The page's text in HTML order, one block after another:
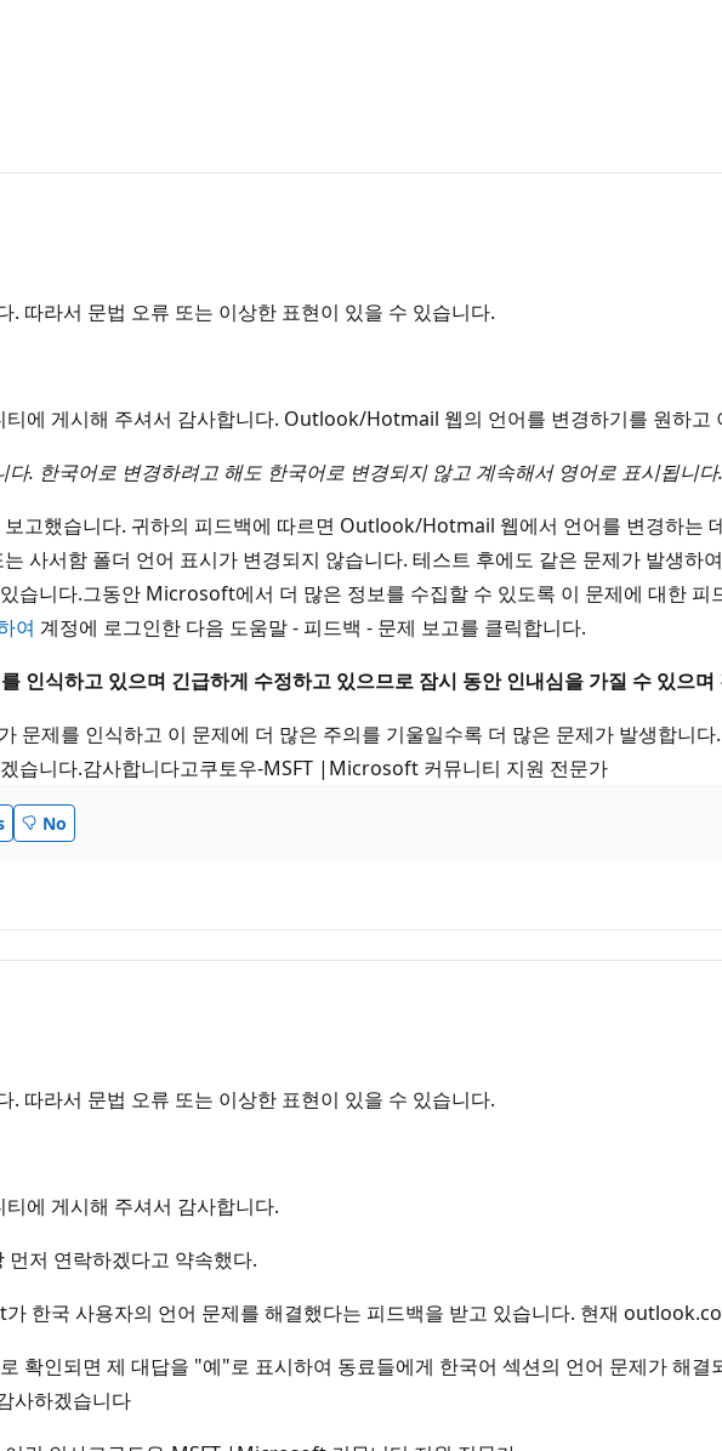
. 따라서 문법 오류 또는 이상한 표현이 있을 수 있습니다.
에 게시해 주셔서 감사합니다. Outlook/Hotmail 웹의 언어를 변경하기를 원하고
다. 한국어로 변경하려고 해도 한국어로 변경되지 않고 계속해서 영어로 표시됩니
고했습니다. 귀하의 피드백에 따르면 Outlook/Hotmail 웹에서 언어를 변경하는
사서함 폴더 언어 표시가 변경되지 않습니다. 테스트 후에도 같은 문제가 발생
습니다.그동안 Microsoft에서 더 많은 정보를 수집할 수 있도록 이 문제에 대한
여 계정에 로그인한 다음 도움말 - 피드백 - 문제 보고를 클릭합니다.
인식하고 있으며 긴급하게 수정하고 있으므로 잠시 동안 인내심을 가질 수 있으
문제를 인식하고 이 문제에 더 많은 주의를 기울일수록 더 많은 문제가 발생합니
습니다.감사합니다고쿠토우-MSFT |Microsoft 커뮤니티 지원 전문가
No
. 따라서 문법 오류 또는 이상한 표현이 있을 수 있습니다.
에 게시해 주셔서 감사합니다.
저 연락하겠다고 약속했다.
한국 사용자의 언어 문제를 해결했다는 피드백을 받고 있습니다. 현재
확인되면 제 대답을 "예"로 표시하여 동료들에게 한국어 섹션의 언어 문제가 해
사하겠습니다